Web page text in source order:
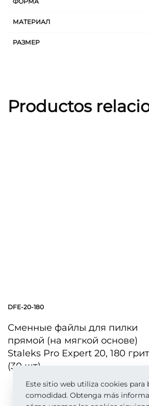
МАТЕРИАЛ
РАЗМЕР
Productos
DFE-20-180
Сменные файлы для пилки
прямой (на мягкой основе)
Staleks Pro Expert 20, 180 грит
(30 шт)
VISTA RÁPIDA
Este sitio web utiliza cookies para
comodidad. Obtenga más